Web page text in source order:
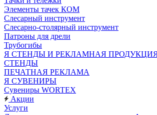
Элементы тачек КОМ
Слесарный инструмент
Слесарно-столярный инструмент
Патроны для дрели
Трубогибы
Я СТЕНДЫ И РЕКЛАМНАЯ
СТЕНДЫ
ПЕЧАТНАЯ РЕКЛАМА
Я СУВЕНИРЫ
Сувениры WORTEX
Акции
Услуги